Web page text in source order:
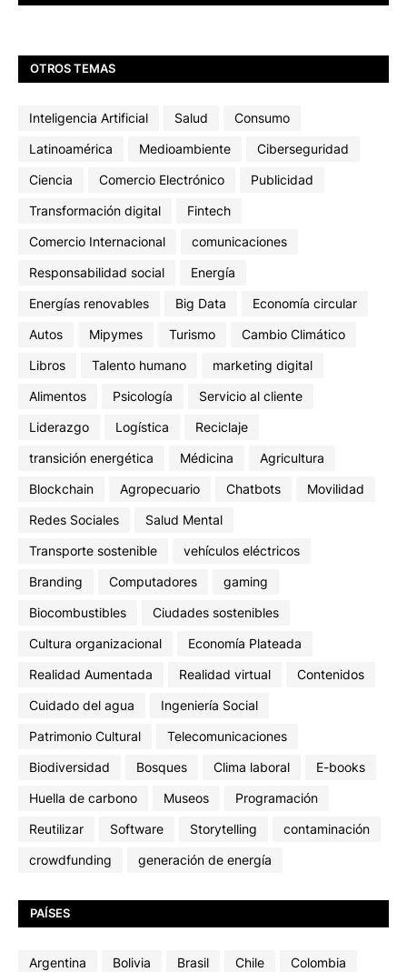
OTROS TEMAS
Inteligencia Artificial Salud
Consumo
Latinoamérica
Medioambiente
Ciberseguridad
Ciencia
Comercio Electrónico
Publicidad
Transformación digital
Fintech
Comercio Internacional
comunicaciones
Responsabilidad social
Energía
Energías renovables
Big Data
Economía circular
Autos
Mipymes Turismo
Cambio Climático
Libros
Talento humano
marketing digital
Alimentos
Psicología
Servicio al cliente
Liderazgo
Logística
Reciclaje
transición energética
Médicina
Agricultura
Blockchain
Agropecuario Chatbots
Movilidad
Redes Sociales
Salud Mental
Transporte sostenible
vehículos eléctricos
Branding
Computadores
gaming
Biocombustibles
Ciudades sostenibles
Cultura organizacional
Economía Plateada
Realidad Aumentada
Realidad virtual
Contenidos
Cuidado del agua
Ingeniería Social
Patrimonio Cultural
Telecomunicaciones
Biodiversidad
Bosques Clima laboral
E-books
Huella de carbono
Museos
Programación
Reutilizar
Software Storytelling
contaminación
crowdfunding
generación de energía
PAÍSES
Argentina Bolivia Brasil Chile
Colombia